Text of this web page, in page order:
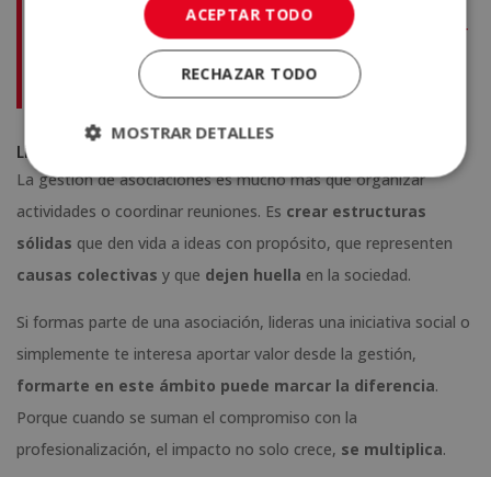
Asociaciones, ONG y Otras Entidades Sin Ánimo de Lucro +
Maestría Internacional en Cooperación Internacional –
Diploma Acreditado por Apostilla de la Haya –
Liderar con propósito empieza por formarse
La gestión de asociaciones es mucho más que organizar
actividades o coordinar reuniones. Es crear estructuras
sólidas que den vida a ideas con propósito, que representen
causas colectivas y que dejen huella en la sociedad.
Si formas parte de una asociación, lideras una iniciativa social o
simplemente te interesa aportar valor desde la gestión,
formarte en este ámbito puede marcar la diferencia.
Porque cuando se suman el compromiso con la
profesionalización, el impacto no solo crece, se multiplica.
ACEPTAR TODO
RECHAZAR TODO
MOSTRAR DETALLES